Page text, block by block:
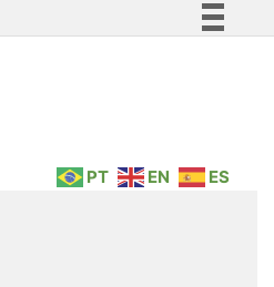
Legislação
PT EN ES